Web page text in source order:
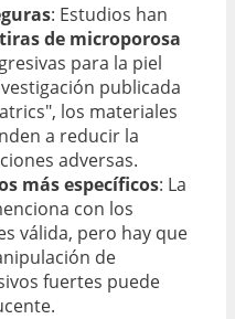
: Estudios han
tiras de microporosa
para la piel
publicada
los materiales
a reducir la
adversas.
más específicos: La
con los
válida, pero hay que
de
fuertes puede